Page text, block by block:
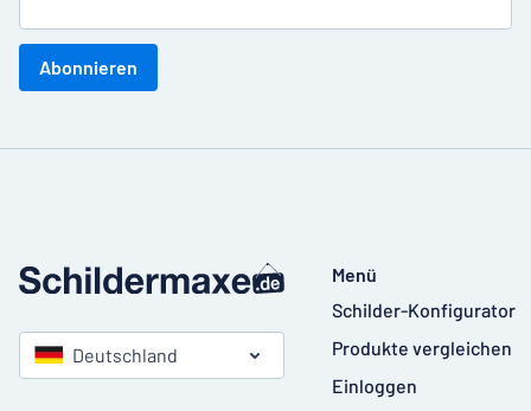
Abonnieren
Deutschland
Menü
Schilder-Konfigurator
Produkte vergleichen
Einloggen